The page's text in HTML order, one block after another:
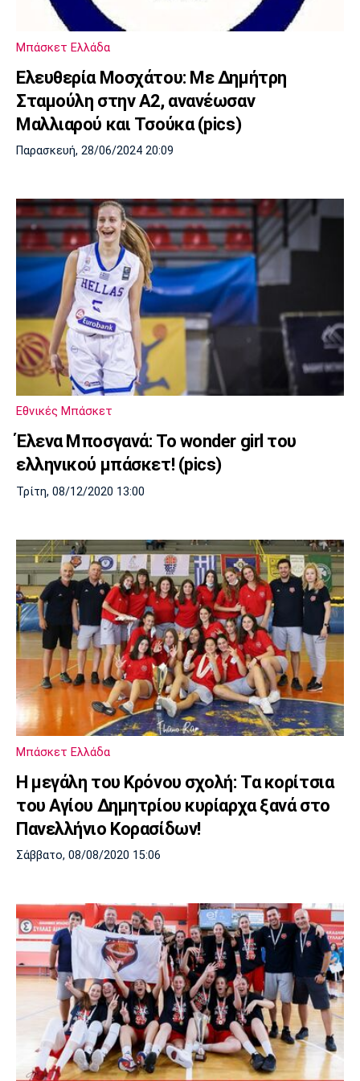
Πολιτισμός
Τραγούδια
Cine Spot
Running
Παρασκήνιο
Πρόγραμμα TV
Μάντσεστερ
Γιουνάιτεντ
Τσέλσι Άρσεναλ
Λίβερπουλ Γιουβέντους
Ίντερ Μίλαν
Μπορούσια
Ντόρτμουντ
Παρί Σεν
Ζερμέν
Μαρσέιγ
Μονακό
Ερυθρός
Αστέρας
Τότεναμ
Μπάσκετ Ελλάδα
Ελευθερία Μοσχάτου: Με Δημήτρη
Σταμούλη στην Α2, ανανέωσαν
Μαλλιαρού και Τσούκα (pics)
Παρασκευή, 28/06/2024 20:09
Εθνικές Μπάσκετ
Έλενα Μποσγανά: Το wonder girl του
ελληνικού μπάσκετ! (pics)
Τρίτη, 08/12/2020 13:00
Μπάσκετ Ελλάδα
Η μεγάλη του Κρόνου σχολή: Τα κορίτσια
του Αγίου Δημητρίου κυρίαρχα ξανά στο
Πανελλήνιο Κορασίδων!
Σάββατο, 08/08/2020 15:06